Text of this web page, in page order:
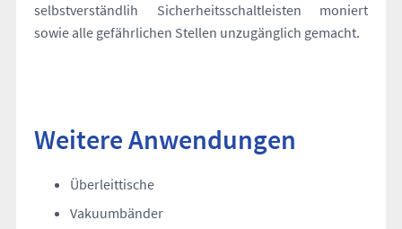
selbstverständlih Sicherheitsschaltleisten moniert
sowie alle gefährlichen Stellen unzugänglich gemacht.
Weitere Anwendungen
Überleittische
Vakuumbänder